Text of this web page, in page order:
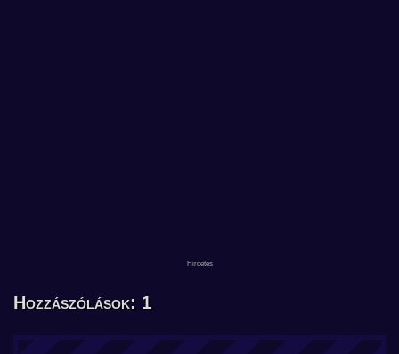
Hozzászólások: 1